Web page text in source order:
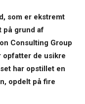
som er ekstremt
på grund af
Consulting Group
opfatter de usikre
har opstillet en
opdelt på fire